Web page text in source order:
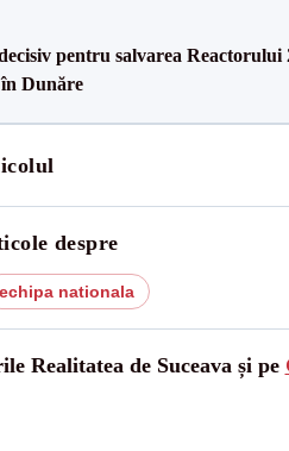
pentru salvarea
Dunăre
despre
echipa nationala
Realitatea de Suceava și pe